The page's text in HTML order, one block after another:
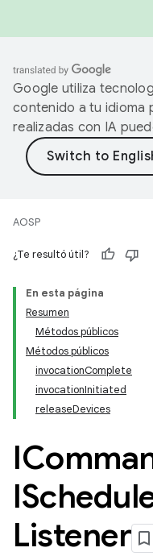
Google utiliza
contenido a tu idioma
realizadas con IA
AOSP
¿Te resultó útil?
En esta página
Resumen
Métodos públicos
Métodos públicos
invocationComplete
invocationInitiated
releaseDevices
Listener